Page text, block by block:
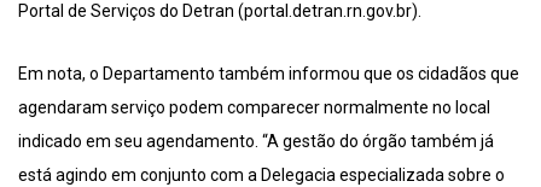
Portal de Serviços do Detran (portal.detran.rn.gov.br).
Em nota, o Departamento também informou que os cidadãos que
agendaram serviço podem comparecer normalmente no local
indicado em seu agendamento. “A gestão do órgão também já
está agindo em conjunto com a Delegacia especializada sobre o